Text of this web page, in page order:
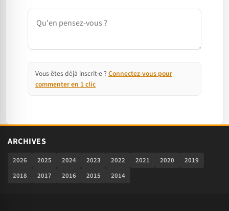
Commentaire
Vous êtes déjà inscrit·e ? Connectez-vous pour
commenter en 1 clic
ARCHIVES
2026 2025 2024 2023 2022 2021 2020
2019
2018
2017 2016 2015 2014